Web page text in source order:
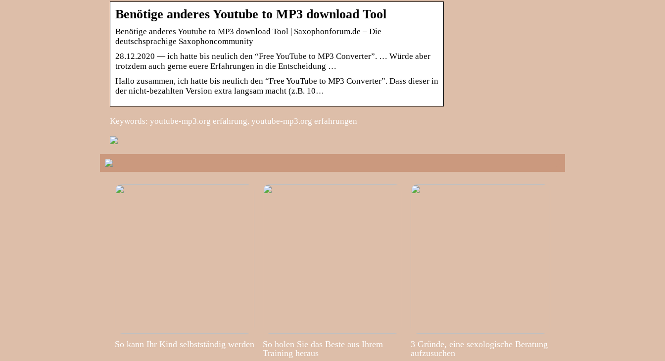
Benötige anderes Youtube to MP3 download Tool
Benötige anderes Youtube to MP3 download Tool | Saxophonforum.de – Die
deutschsprachige Saxophoncommunity
28.12.2020 — ich hatte bis neulich den “Free YouTube to MP3 Converter”. … Würde aber
trotzdem auch gerne euere Erfahrungen in die Entscheidung …
Hallo zusammen, ich hatte bis neulich den “Free YouTube to MP3 Converter”. Dass dieser in
der nicht-bezahlten Version extra langsam macht (z.B. 10…
Keywords: youtube-mp3.org erfahrung, youtube-mp3.org erfahrungen
So kann Ihr Kind selbstständig werden
So holen Sie das Beste aus Ihrem
Training heraus
3 Gründe, eine sexologische Beratung
aufzusuchen